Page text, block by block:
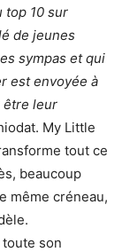
top 10 sur
de jeunes
sympas et qui
est envoyée à
être leur
My Little
tout ce
beaucoup
même créneau,
toute son